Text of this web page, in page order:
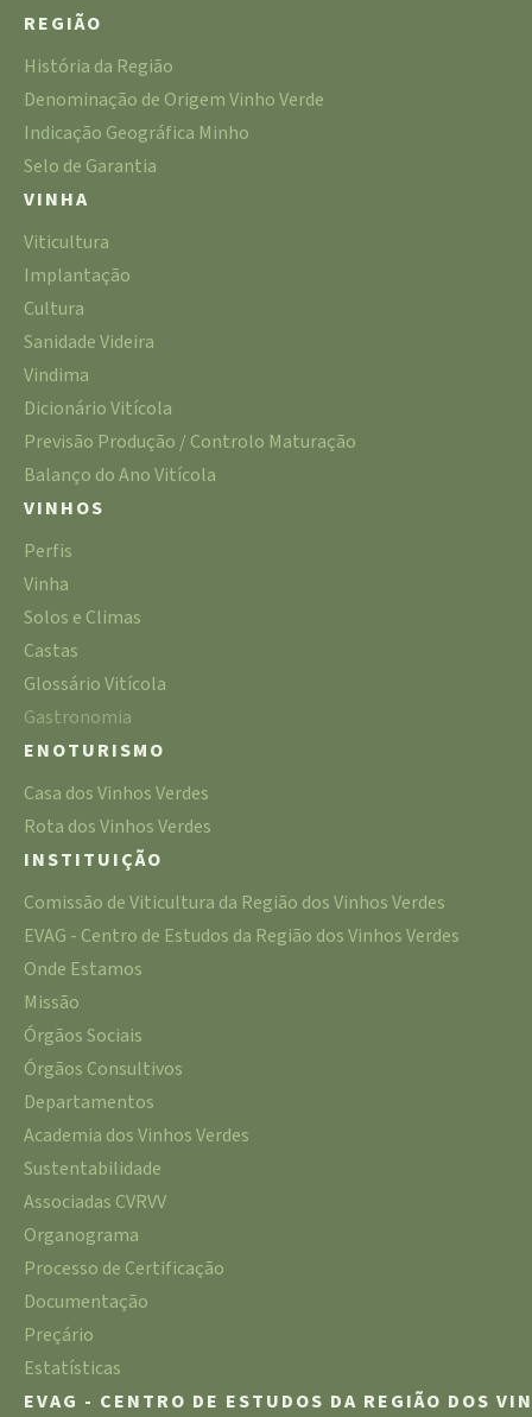
REGIÃO
História da Região
Denominação de Origem Vinho Verde
Indicação Geográfica Minho
Selo de Garantia
VINHA
Viticultura
Implantação
Cultura
Sanidade Videira
Vindima
Dicionário Vitícola
Previsão Produção / Controlo Maturação
Balanço do Ano Vitícola
VINHOS
Perfis
Vinha
Solos e Climas
Castas
Glossário Vitícola
Gastronomia
ENOTURISMO
Casa dos Vinhos Verdes
Rota dos Vinhos Verdes
INSTITUIÇÃO
Comissão de Viticultura da Região dos Vinhos Verdes
EVAG - Centro de Estudos da Região dos Vinhos Verdes
Onde Estamos
Missão
Órgãos Sociais
Órgãos Consultivos
Departamentos
Academia dos Vinhos Verdes
Sustentabilidade
Associadas CVRVV
Organograma
Processo de Certificação
Documentação
Preçário
Estatísticas
EVAG - CENTRO DE ESTUDOS DA REGIÃO DOS